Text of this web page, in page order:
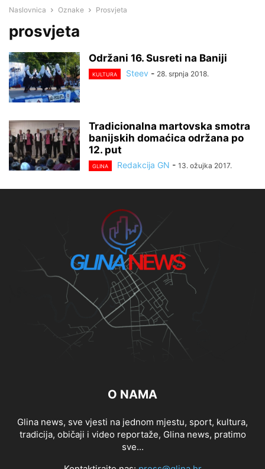
Naslovnica Oznake Prosvjeta
prosvjeta
Održani 16. Susreti na Baniji
KULTURA Steev - 28. srpnja 2018.
Tradicionalna martovska smotra
banijskih domaćica održana po
12. put
GLINA Redakcija GN - 13. ožujka 2017.
O NAMA
Glina news, sve vjesti na jednom mjestu, sport, kultura,
tradicija, običaji i video reportaže, Glina news, pratimo
sve...